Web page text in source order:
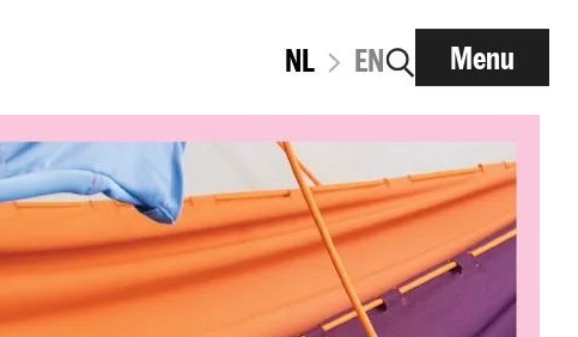
NL EN Menu